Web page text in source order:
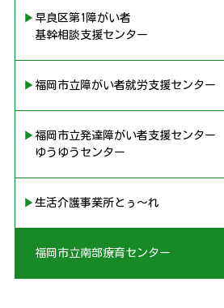
▶︎早良区第1障がい者
基幹相談支援センター
▶︎福岡市立障がい者就労支援センター
▶︎福岡市立発達障がい者支援センター
ゆうゆうセンター
▶︎生活介護事業所とぅ〜れ
▶︎福岡市立南部療育センター